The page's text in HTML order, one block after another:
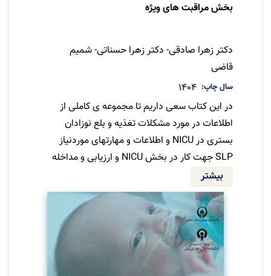
بخش مراقبت های ویژه
دکتر زهرا صادقی- دکتر زهرا حسناتی- شمیم
قاضی
سال چاپ 1404
در این کتاب سعی داریم تا مجموعه ی کاملی از
اطلاعات در مورد مشکلات تغذیه و بلع نوزادان
بستری در NICU و اطلاعات و مهارتهای موردنیاز
SLP جهت کار در بخش NICU و ارزیابی و مداخله
تغذیه‌ای حرکتی دهانی نوزادان بستری در این
بخش و مشاوره به خانواده های آنان ارائه دهیم.
بیشتر